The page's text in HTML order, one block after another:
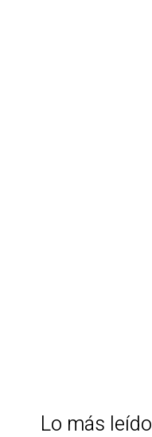
Lo más leído